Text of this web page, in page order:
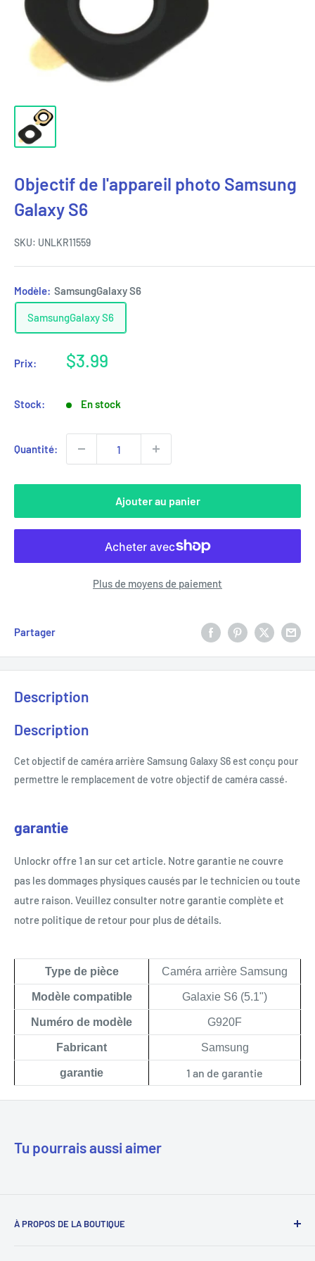
Objectif de l'appareil photo Samsung
Galaxy S6
SKU: UNLKR11559
Modèle: SamsungGalaxy S6
SamsungGalaxy S6
Prix:
Prix
$3.99
Stock: En stock
Quantité:
Ajouter au panier
Plus de moyens de paiement
Partager
Description
Description
Cet objectif de caméra arrière Samsung Galaxy S6 est conçu pour
permettre le remplacement de votre objectif de caméra cassé.
garantie
Unlockr offre 1 an sur cet article. Notre garantie ne couvre
pas les dommages physiques causés par le technicien ou toute
autre raison. Veuillez consulter notre garantie complète et
notre politique de retour pour plus de détails.
Type de pièce Caméra arrière Samsung
Modèle compatible Galaxie S6 (5.1")
Numéro de modèle G920F
Fabricant Samsung
garantie 1 an de garantie
Tu pourrais aussi aimer
À PROPOS DE LA BOUTIQUE